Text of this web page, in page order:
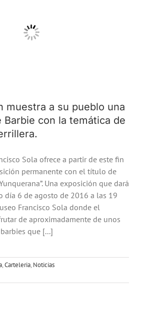
muestra a su pueblo una
Barbie con la temática de
Sola ofrece a partir de este fin
permanente con el título de
Una exposición que dará
día 6 de agosto de 2016 a las 19
Francisco Sola donde el
de aproximadamente de unos
que [...]
,Carteleria, Noticias